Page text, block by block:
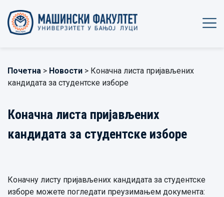
Почетна > Новости > Коначна листа пријављених
кандидата за студентске изборе
Коначна листа пријављених
кандидата за студентске изборе
Коначну листу пријављених кандидата за студентске
изборе можете погледати преузимањем документа: